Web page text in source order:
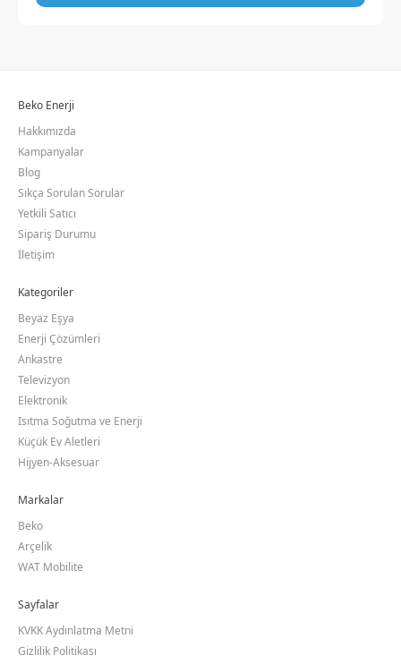
Beko Enerji
Hakkımızda
Kampanyalar
Blog
Sıkça Sorulan Sorular
Yetkili Satıcı
Sipariş Durumu
İletişim
Kategoriler
Beyaz Eşya
Enerji Çözümleri
Ankastre
Televizyon
Elektronik
Isıtma Soğutma ve Enerji
Küçük Ev Aletleri
Hijyen-Aksesuar
Markalar
Beko
Arçelik
WAT Mobilite
Sayfalar
KVKK Aydınlatma Metni
Gizlilik Politikası